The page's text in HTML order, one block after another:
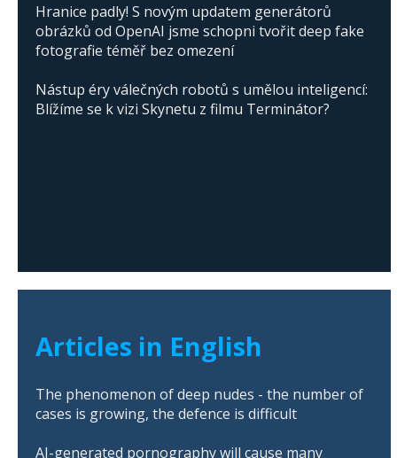
Hranice padly! S novým updatem generátorů
obrázků od OpenAI jsme schopni tvořit deep fake
fotografie téměř bez omezení
Nástup éry válečných robotů s umělou inteligencí:
Blížíme se k vizi Skynetu z filmu Terminátor?
Articles in English
The phenomenon of deep nudes - the number of
cases is growing, the defence is difficult
AI-generated pornography will cause many